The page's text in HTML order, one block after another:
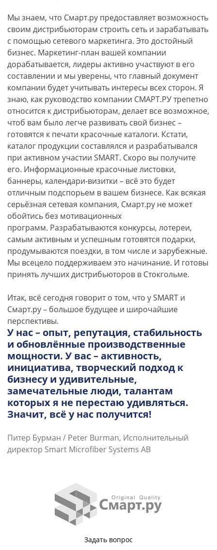
Мы знаем, что Смарт.ру предоставляет возможность
своим дистрибьюторам строить сеть и зарабатывать
с помощью сетевого маркетинга. Это достойный
бизнес. Маркетинг-план вашей компании
дорабатывается, лидеры активно участвуют в его
составлении и мы уверены, что главный документ
компании будет учитывать интересы всех сторон. Я
знаю, как руководство компании СМАРТ.РУ трепетно
относится к дистрибьюторам, делает все возможное,
чтоб вам было легче развивать свой бизнес –
готовятся к печати красочные каталоги. Кстати,
каталог продукции составлялся и разрабатывался
при активном участии SMART. Скоро вы получите
его. Информационные красочные листовки,
баннеры, календари-визитки – всё это будет
отличным подспорьем в вашем бизнесе. Как всякая
серьёзная сетевая компания, Смарт.ру не может
обойтись без мотивационных
программ. Разрабатываются конкурсы, лотереи,
самым активным и успешным готовятся подарки,
продумываются поездки, в том числе и зарубежные.
Мы всецело поддерживаем это начинание. И готовы
принять лучших дистрибьюторов в Стокгольме.
Итак, всё сегодня говорит о том, что у SMART и
Смарт.ру – большое будущее и широчайшие
перспективы.
У нас – опыт, репутация, стабильность
и обновлённые производственные
мощности. У вас – активность,
инициатива, творческий подход к
бизнесу и удивительные,
замечательные люди, талантам
которых я не перестаю удивляться.
Значит, всё у нас получится!
Питер Бурман / Peter Burman, Исполнительный
директор Smart Microfiber Systems AB
Задать вопрос